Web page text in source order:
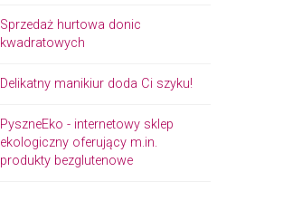
Sprzedaż hurtowa donic
kwadratowych
Delikatny manikiur doda Ci szyku!
PyszneEko - internetowy sklep
ekologiczny oferujący m.in.
produkty bezglutenowe